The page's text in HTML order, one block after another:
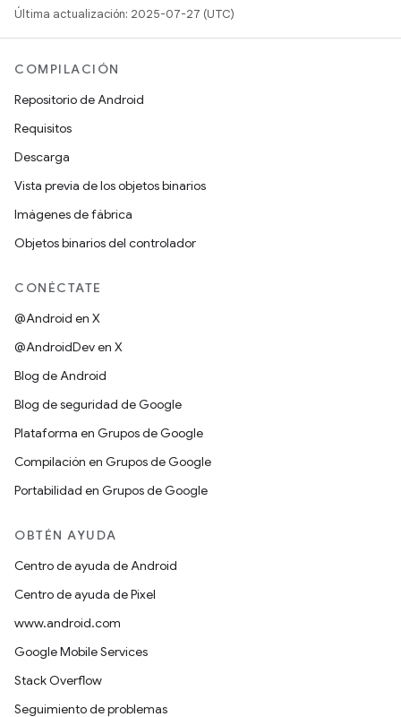
Última actualización: 2025-07-27 (UTC)
COMPILACIÓN
Repositorio de Android
Requisitos
Descarga
Vista previa de los objetos binarios
Imágenes de fábrica
Objetos binarios del controlador
CONÉCTATE
@Android en X
@AndroidDev en X
Blog de Android
Blog de seguridad de Google
Plataforma en Grupos de Google
Compilación en Grupos de Google
Portabilidad en Grupos de Google
OBTÉN AYUDA
Centro de ayuda de Android
Centro de ayuda de Pixel
www.android.com
Google Mobile Services
Stack Overflow
Seguimiento de problemas